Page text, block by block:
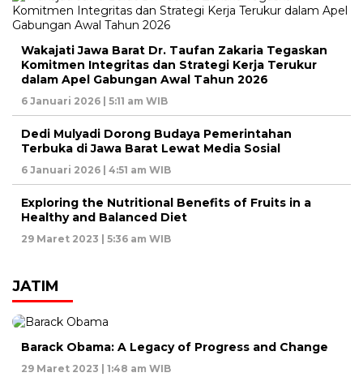
Wakajati Jawa Barat Dr. Taufan Zakaria Tegaskan
Komitmen Integritas dan Strategi Kerja Terukur
dalam Apel Gabungan Awal Tahun 2026
6 Januari 2026 | 5:11 am WIB
Dedi Mulyadi Dorong Budaya Pemerintahan
Terbuka di Jawa Barat Lewat Media Sosial
6 Januari 2026 | 4:51 am WIB
Exploring the Nutritional Benefits of Fruits in a
Healthy and Balanced Diet
29 Maret 2023 | 5:36 am WIB
JATIM
Barack Obama: A Legacy of Progress and Change
29 Maret 2023 | 1:48 am WIB